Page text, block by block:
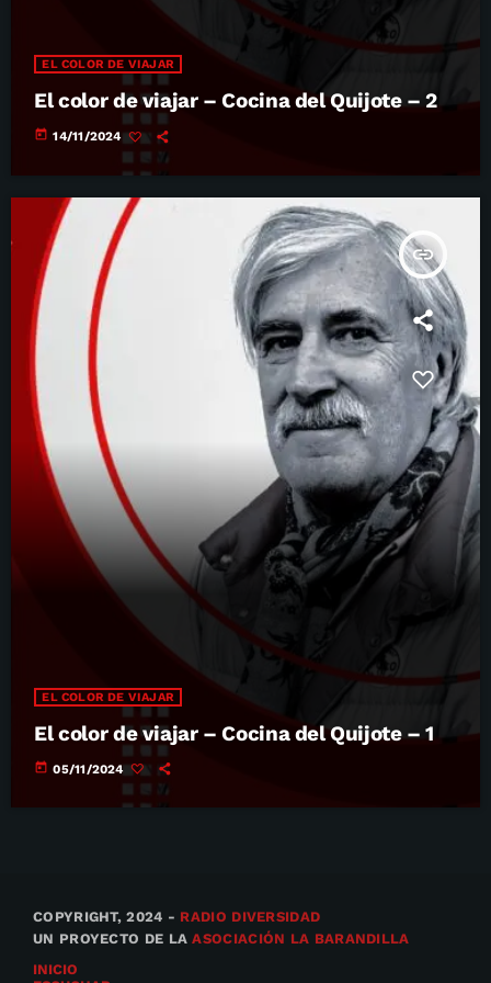
EL COLOR DE VIAJAR
El color de viajar – Cocina del Quijote – 2
today 14/11/2024
insert_link
EL COLOR DE VIAJAR
El color de viajar – Cocina del Quijote – 1
today 05/11/2024
COPYRIGHT, 2024 - RADIO DIVERSIDAD
UN PROYECTO DE LAASOCIACIÓN LA BARANDILLA
INICIO